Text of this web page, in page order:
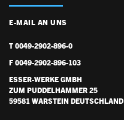
E-MAIL AN UNS
T 0049-2902-896-0
F 0049-2902-896-103
ESSER-WERKE GMBH
ZUM PUDDELHAMMER 25
59581 WARSTEIN DEUTSCHLAND